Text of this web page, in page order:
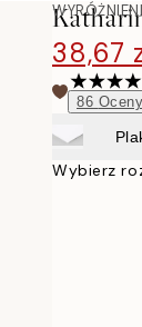
38,67
86 Oceny
Wybierz